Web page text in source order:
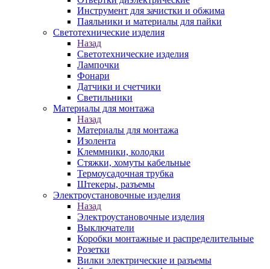
Инструмент для зачистки и обжима
Паяльники и материалы для пайки
Светотехнические изделия
Назад
Светотехнические изделия
Лампочки
Фонари
Датчики и счетчики
Светильники
Материалы для монтажа
Назад
Материалы для монтажа
Изолента
Клеммники, колодки
Стяжки, хомуты кабельные
Термоусадочная трубка
Штекеры, разъемы
Электроустановочные изделия
Назад
Электроустановочные изделия
Выключатели
Коробки монтажные и распределительные
Розетки
Вилки электрические и разъемы